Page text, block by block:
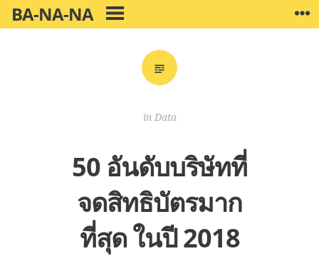
Skip
to
BA-NA-NA
PRIMARY
MENU
in Data
50 อันดับบริษัทที่
จดสิทธิบัตรมาก
ที่สุด ในปี 2018